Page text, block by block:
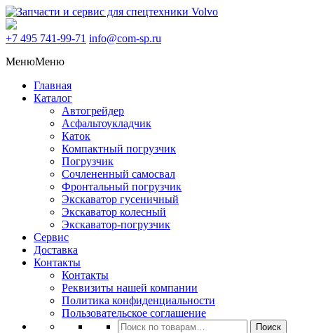
+7 495 741-99-71 info@com-sp.ru
МенюМеню
Главная
Каталог
Автогрейдер
Асфальтоукладчик
Каток
Компактный погрузчик
Погрузчик
Сочлененный самосвал
Фронтальный погрузчик
Экскаватор гусеничный
Экскаватор колесный
Экскаватор-погрузчик
Сервис
Доставка
Контакты
Контакты
Реквизиты нашей компании
Политика конфиденциальности
Пользовательское соглашение
Искать:
Поиск